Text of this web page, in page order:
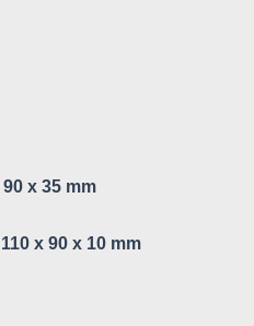
90 x 35 mm
110 x 90 x 10 mm